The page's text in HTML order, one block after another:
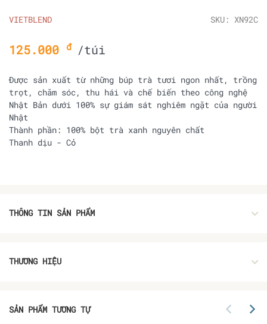
VIETBLEND SKU: XN92C
125.000 đ /túi
Được sản xuất từ những búp trà tươi ngon nhất, trồng
trọt, chăm sóc, thu hái và chế biến theo công nghệ
Nhật Bản dưới 100% sự giám sát nghiêm ngặt của người
Nhật
Thành phần: 100% bột trà xanh nguyên chất
Thanh dịu - Cỏ
THÔNG TIN SẢN PHẨM
THƯƠNG HIỆU
SẢN PHẨM TƯƠNG TỰ